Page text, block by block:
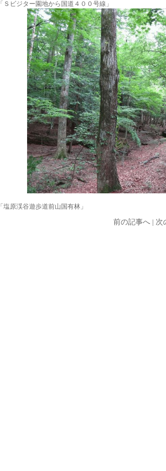
「Ｓビジター園地から国道４００号線」
「塩原渓谷遊歩道前山国有林」
前の記事へ| 次